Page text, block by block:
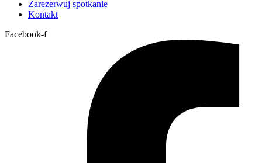
Zarezerwuj spotkanie
Kontakt
Facebook-f